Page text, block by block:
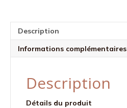
Description
Informations complémentaires
Description
Détails du produit